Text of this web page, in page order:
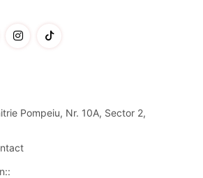
Pompeiu, Nr. 10A, Sector 2,